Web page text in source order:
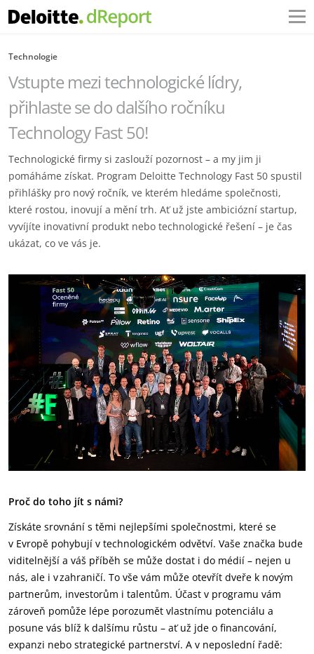
Technologie
Vstupte mezi technologické lídry,
přihlaste se do dalšího ročníku
Technology Fast 50!
Technologické firmy si zaslouží pozornost – a my jim ji
pomáháme získat. Program Deloitte Technology Fast 50 spustil
přihlášky pro nový ročník, ve kterém hledáme společnosti,
které rostou, inovují a mění trh. Ať už jste ambiciózní startup,
vyvíjíte inovativní produkt nebo technologické řešení – je čas
ukázat, co ve vás je.
Proč do toho jít s námi?
Získáte srovnání s těmi nejlepšími společnostmi, které se
v Evropě pohybují v technologickém odvětví. Vaše značka bude
viditelnější a váš příběh se může dostat i do médií – nejen u
nás, ale i v zahraničí. To vše vám může otevřít dveře k novým
partnerům, investorům i talentům. Účast v programu vám
zároveň pomůže lépe porozumět vlastnímu potenciálu a
posune vás blíž k dalšímu růstu – ať už jde o financování,
expanzi nebo strategické partnerství. A v neposlední řadě: